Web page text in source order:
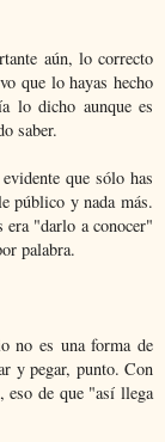
aún, lo correcto
que lo hayas hecho
lo dicho aunque es
saber.
que sólo has
público y nada más.
era "darlo a conocer"
palabra.
no es una forma de
y pegar, punto. Con
eso de que "así llega